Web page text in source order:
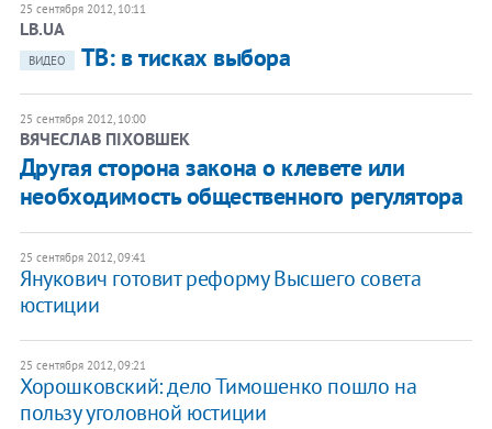
25 сентября 2012, 10:11
LB.UA
ВИДЕО ТВ: в тисках выбора
25 сентября 2012, 10:00
ВЯЧЕСЛАВ ПІХОВШЕК
Другая сторона закона о клевете или
необходимость общественного регулятора
25 сентября 2012, 09:41
Янукович готовит реформу Высшего совета
юстиции
25 сентября 2012, 09:21
Хорошковский: дело Тимошенко пошло на
пользу уголовной юстиции